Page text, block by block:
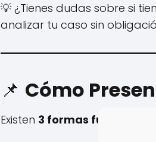
💡 ¿Tienes dudas sobre si
analizar tu caso sin
📌 Cómo
Existen 3 formas